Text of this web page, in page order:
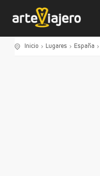
Inicio Lugares España